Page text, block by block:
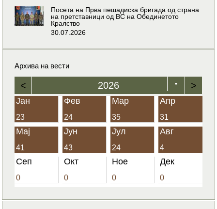
Посета на Прва пешадиска бригада од страна
на претставници од ВС на Обединетото
Кралство
30.07.2026
Архива на вести
< 2026 ▼ >
Јан
23
Фев
24
Мар
35
Апр
31
Мај
41
Јун
43
Јул
24
Авг
4
Сеп
0
Окт
0
Ное
0
Дек
0